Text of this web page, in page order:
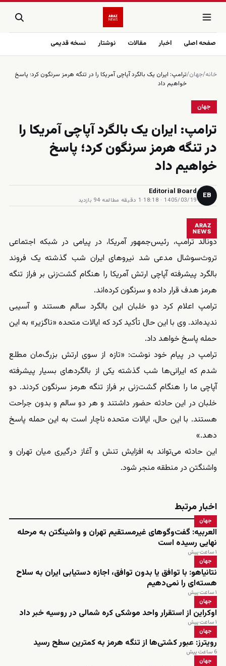
صفحه اصلی اخبار مقالات نوشتار نسخه قدیمی
خانه/جهان/ترامپ: ایران یک بالگرد آپاچی آمریکا را در تنگه هرمز سرنگون کرد؛ پاسخ
خواهیم داد
جهان
ترامپ: ایران یک بالگرد آپاچی آمریکا را
در تنگه هرمز سرنگون کرد؛ پاسخ
خواهیم داد
EB
Editorial Board
1405/03/19 · 18:18
·1 دقیقه مطالعه ·94 بازدید
ARAZ
NEWS
دونالد ترامپ، رئیس‌جمهور آمریکا، در پیامی در شبکه اجتماعی
تروث‌سوشال مدعی شد نیروهای ایران شب گذشته یک فروند
بالگرد پیشرفته آپاچی ارتش آمریکا را هنگام گشت‌زنی بر فراز تنگه
هرمز هدف قرار داده و سرنگون کرده‌اند.
ترامپ اعلام کرد دو خلبان این بالگرد سالم هستند و آسیبی
ندیده‌اند. وی با این حال تأکید کرد که ایالات متحده «ناگزیر» به این
حمله پاسخ خواهد داد.
ترامپ در پیام خود نوشت: «تازه از سوی ارتش بزرگ‌مان مطلع
شدم که ایرانی‌ها شب گذشته یکی از بالگردهای بسیار پیشرفته
آپاچی ما را هنگام گشت‌زنی بر فراز تنگه هرمز سرنگون کردند. دو
خلبان در این حادثه حضور داشتند و هر دو سالم و بدون جراحت
هستند. با این حال، ایالات متحده ناچار است به این حمله پاسخ
دهد.»
این حادثه می‌تواند به افزایش تنش و آغاز درگیری میان تهران و
واشنگتن در منطقه منجر شود.
اخبار مرتبط
جهان
العربیه: گفت‌وگوهای غیرمستقیم تهران و واشینگتن به مرحله
نهایی رسیده است
۱ ساعت پیش
جهان
نتانیاهو: با توافق یا بدون توافق، اجازه دستیابی ایران به سلاح
هسته‌ای را نمی‌دهیم
۱ ساعت پیش
جهان
اوکراین از استقرار واحد موشکی کره شمالی در روسیه خبر داد
۱ ساعت پیش
جهان
رویترز: عبور کشتی‌ها از تنگه هرمز به کمترین سطح رسید
6 ساعت پیش
جهان